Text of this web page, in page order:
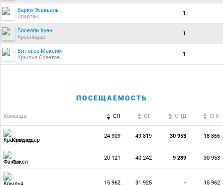
Барко Эсекьель
Спартак
1
Боселли Хуан
Краснодар
1
Витюгов Максим
Крылья Советов
1
ПОСЕЩАЕМОСТЬ
Команда СП ОП CПД CПГ
Краснодар
24 909 49 819 30 953 18 866
Факел
20 121 40 242 9 289 30 953
15 962 31 925 - 15 962